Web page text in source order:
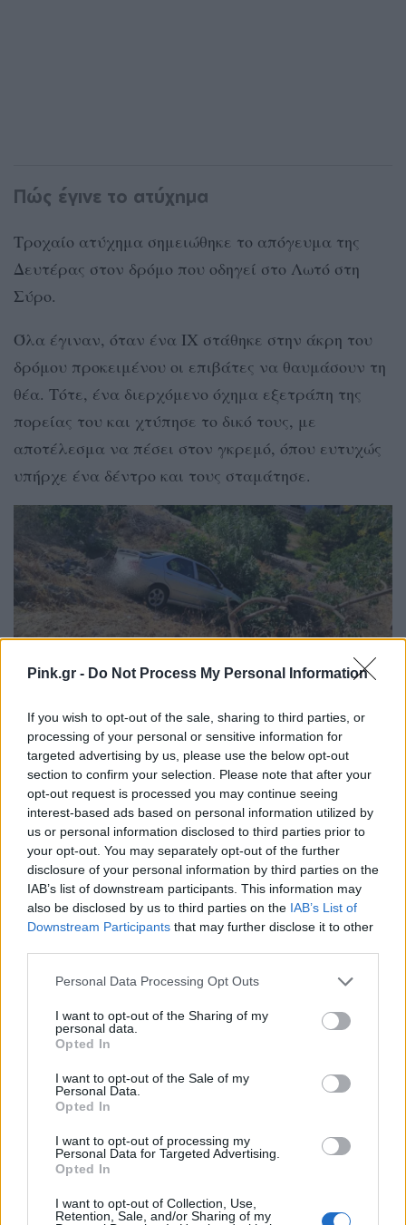
Pink.gr - Do Not Process My Personal Information
If you wish to opt-out of the sale, sharing to third parties, or
processing of your personal or sensitive information for
targeted advertising by us, please use the below opt-out
section to confirm your selection. Please note that after your
opt-out request is processed you may continue seeing
interest-based ads based on personal information utilized by
us or personal information disclosed to third parties prior to
your opt-out. You may separately opt-out of the further
disclosure of your personal information by third parties on the
IAB’s list of downstream participants. This information may
also be disclosed by us to third parties on the IAB’s List of
Downstream Participants that may further disclose it to other
Personal Data Processing Opt Outs
I want to opt-out of the Sharing of my
personal data.
Opted In
I want to opt-out of the Sale of my
Personal Data.
Opted In
I want to opt-out of processing my
Personal Data for Targeted Advertising.
Opted In
I want to opt-out of Collection, Use,
Retention, Sale, and/or Sharing of my
Πώς έγινε το ατύχημα
Τροχαίο ατύχημα σημειώθηκε το απόγευμα της
Δευτέρας στον δρόμο που οδηγεί στο Λωτό στη
Σύρο.
Όλα έγιναν, όταν ένα ΙΧ στάθηκε στην άκρη του
δρόμου προκειμένου οι επιβάτες να θαυμάσουν τη
θέα. Τότε, ένα διερχόμενο όχημα εξετράπη της
πορείας του και χτύπησε το δικό τους, με
αποτέλεσμα να πέσει στον γκρεμό, όπου ευτυχώς
υπήρχε ένα δέντρο και τους σταμάτησε.
Ο οδηγός του δεύτερου Ι.Χ. τραυματίστηκε
ελαφρά και οι επιβαίνοντες στο πρώτο αυτοκίνητο
βγήκαν μόνοι τους και πάλι στο δρόμο, όπως
μεταδίδει το cyclades24.ax
ΔΙΑΦΗΜΙΣΗ